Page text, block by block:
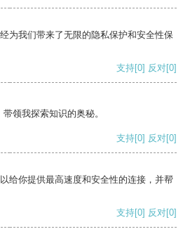
为我们带来了无限的隐私保护和安全性保
支持[0] 反对[0]
领我探索知识的奥秘。
支持[0] 反对[0]
给你提供最高速度和安全性的连接，并帮
支持[0] 反对[0]